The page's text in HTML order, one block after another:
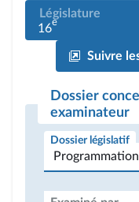
Législature
16e
Suivre
Dossier
examinateur
Dossier législatif